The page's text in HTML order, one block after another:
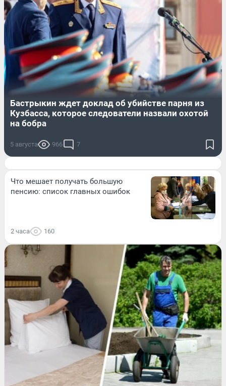
Бастрыкин ждет доклад об убийстве парня из
Кузбасса, которое следователи назвали охотой
на бобра
5 августа 966 7
Что мешает получать большую
пенсию: список главных ошибок
2 часа 160